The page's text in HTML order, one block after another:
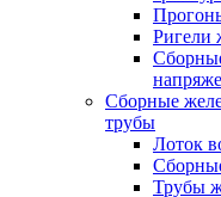
Ригели
Сборные
трубы
Лоток
Трубы